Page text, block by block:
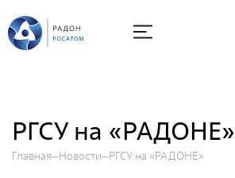
РГСУ на «РАДОНЕ»
Главная Новости РГСУ на «РАДОНЕ»
Лицензии
Миссия и видение